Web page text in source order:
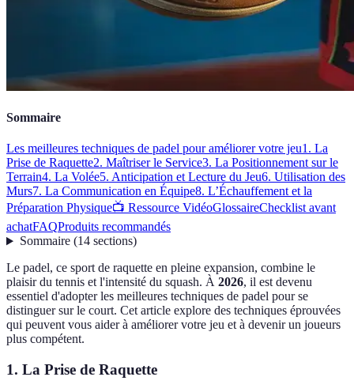
Sommaire
Les meilleures techniques de padel pour améliorer votre jeu1. La
Prise de Raquette2. Maîtriser le Service3. La Positionnement sur le
Terrain4. La Volée5. Anticipation et Lecture du Jeu6. Utilisation des
Murs7. La Communication en Équipe8. L’Échauffement et la
Préparation Physique📺 Ressource VidéoGlossaireChecklist avant
achatFAQProduits recommandés
Sommaire(14 sections)
Le padel, ce sport de raquette en pleine expansion, combine le
plaisir du tennis et l'intensité du squash. À 2026, il est devenu
essentiel d'adopter les meilleures techniques de padel pour se
distinguer sur le court. Cet article explore des techniques éprouvées
qui peuvent vous aider à améliorer votre jeu et à devenir un joueurs
plus compétent.
1. La Prise de Raquette